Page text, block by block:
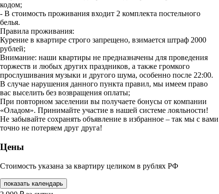
кодом;
- В стоимость проживания входит 2 комплекта постельного
белья.
Правила проживания:
Курение в квартире строго запрещено, взимается штраф 2000
рублей;
Внимание: наши квартиры не предназначены для проведения
торжеств и любых других праздников, а также громкого
прослушивания музыки и другого шума, особенно после 22:00.
В случае нарушения данного пункта правил, мы имеем право
вас выселить без возвращения оплаты;
При повторном заселении вы получаете бонусы от компании
«Оладом». Принимайте участие в нашей системе лояльности!
Не забывайте сохранять объявление в избранное – так мы с вами
точно не потеряем друг друга!
Цены
Стоимость указана за квартиру целиком в рублях РФ
показать календарь